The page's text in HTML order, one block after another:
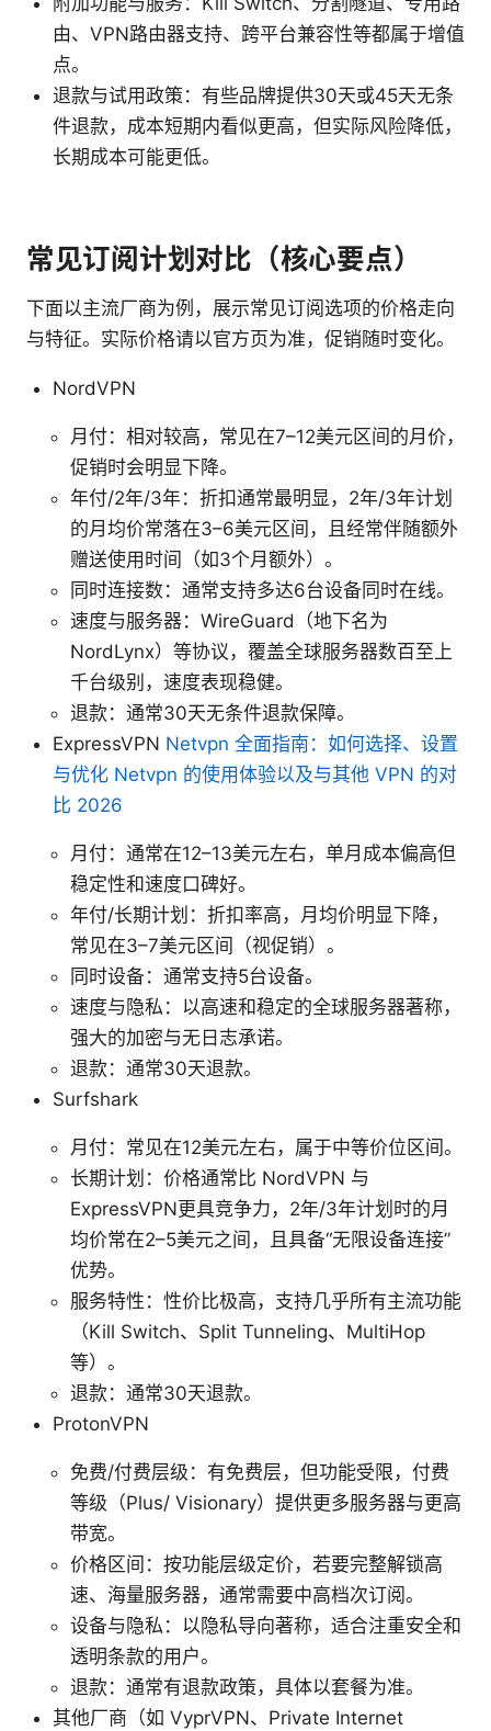
由、VPN路由器支持、跨平台兼容性等都属于增值
点。
退款与试用政策：有些品牌提供30天或45天无条
件退款，成本短期内看似更高，但实际风险降低，
长期成本可能更低。
常见订阅计划对比（核心要点）
下面以主流厂商为例，展示常见订阅选项的价格走向
与特征。实际价格请以官方页为准，促销随时变化。
NordVPN
月付：相对较高，常见在7–12美元区间的月价，
促销时会明显下降。
年付/2年/3年：折扣通常最明显，2年/3年计划
的月均价常落在3–6美元区间，且经常伴随额外
赠送使用时间（如3个月额外）。
同时连接数：通常支持多达6台设备同时在线。
速度与服务器：WireGuard（地下名为
NordLynx）等协议，覆盖全球服务器数百至上
千台级别，速度表现稳健。
退款：通常30天无条件退款保障。
ExpressVPN Netvpn 全面指南：如何选择、设置
与优化 Netvpn 的使用体验以及与其他 VPN 的对
比 2026
月付：通常在12–13美元左右，单月成本偏高但
稳定性和速度口碑好。
年付/长期计划：折扣率高，月均价明显下降，
常见在3–7美元区间（视促销）。
同时设备：通常支持5台设备。
速度与隐私：以高速和稳定的全球服务器著称，
强大的加密与无日志承诺。
退款：通常30天退款。
Surfshark
月付：常见在12美元左右，属于中等价位区间。
长期计划：价格通常比 NordVPN 与
ExpressVPN更具竞争力，2年/3年计划时的月
均价常在2–5美元之间，且具备“无限设备连接”
优势。
服务特性：性价比极高，支持几乎所有主流功能
（Kill Switch、Split Tunneling、MultiHop
等）。
退款：通常30天退款。
ProtonVPN
免费/付费层级：有免费层，但功能受限，付费
等级（Plus/ Visionary）提供更多服务器与更高
带宽。
价格区间：按功能层级定价，若要完整解锁高
速、海量服务器，通常需要中高档次订阅。
设备与隐私：以隐私导向著称，适合注重安全和
透明条款的用户。
退款：通常有退款政策，具体以套餐为准。
其他厂商（如 VyprVPN、Private Internet